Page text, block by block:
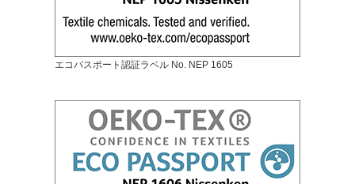
エコパスポート認証ラベル No. NEP 1605